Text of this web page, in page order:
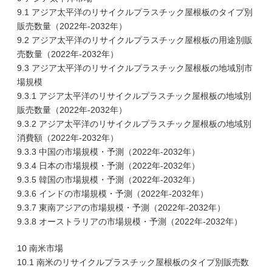
9.1 アジア太平洋のリサイクルプラスチック屋根板のタイプ別
販売数量（2022年-2032年）
9.2 アジア太平洋のリサイクルプラスチック屋根板の用途別販
売数量（2022年-2032年）
9.3 アジア太平洋のリサイクルプラスチック屋根板の地域別市
場規模
9.3.1 アジア太平洋のリサイクルプラスチック屋根板の地域別
販売数量（2022年-2032年）
9.3.2 アジア太平洋のリサイクルプラスチック屋根板の地域別
消費額（2022年-2032年）
9.3.3 中国の市場規模・予測（2022年-2032年）
9.3.4 日本の市場規模・予測（2022年-2032年）
9.3.5 韓国の市場規模・予測（2022年-2032年）
9.3.6 インドの市場規模・予測（2022年-2032年）
9.3.7 東南アジアの市場規模・予測（2022年-2032年）
9.3.8 オーストラリアの市場規模・予測（2022年-2032年）
10 南米市場
10.1 南米のリサイクルプラスチック屋根板のタイプ別販売数